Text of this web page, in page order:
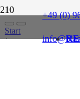
+49 (0)
Start
/